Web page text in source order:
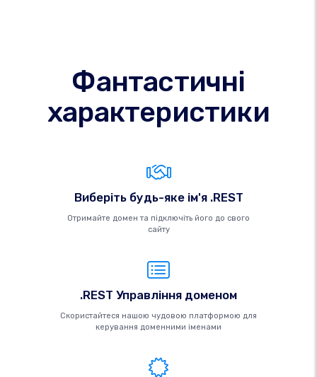
Фантастичні
характеристики
Виберіть будь-яке ім'я .REST
Отримайте домен та підключіть його до свого
сайту
.REST Управління доменом
Скористайтеся нашою чудовою платформою для
керування доменними іменами